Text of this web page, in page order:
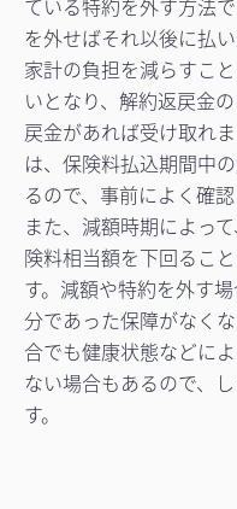
ている特約を外す方法
を外せばそれ以後に払
家計の負担を減らすこ
いとなり、解約返戻金
戻金があれば受け取れ
は、保険料払込期間中
るので、事前によく確
また、減額時期によっ
険料相当額を下回るこ
す。減額や特約を外す
分であった保障がなく
合でも健康状態などに
ない場合もあるので、
す。